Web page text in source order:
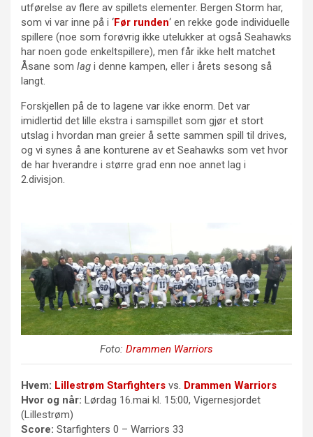
utførelse av flere av spillets elementer. Bergen Storm har,
som vi var inne på i ‘Før runden‘ en rekke gode individuelle
spillere (noe som forøvrig ikke utelukker at også Seahawks
har noen gode enkeltspillere), men får ikke helt matchet
Åsane som lag i denne kampen, eller i årets sesong så
langt.
Forskjellen på de to lagene var ikke enorm. Det var
imidlertid det lille ekstra i samspillet som gjør et stort
utslag i hvordan man greier å sette sammen spill til drives,
og vi synes å ane konturene av et Seahawks som vet hvor
de har hverandre i større grad enn noe annet lag i
2.divisjon.
Foto: Drammen Warriors
Hvem: Lillestrøm Starfighters vs. Drammen Warriors
Hvor og når: Lørdag 16.mai kl. 15:00, Vigernesjordet
(Lillestrøm)
Score: Starfighters 0 – Warriors 33